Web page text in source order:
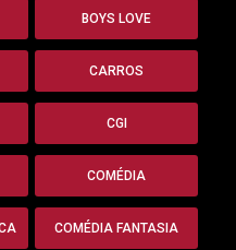
BOYS LOVE
CARROS
CGI
COMÉDIA
COMÉDIA FANTASIA